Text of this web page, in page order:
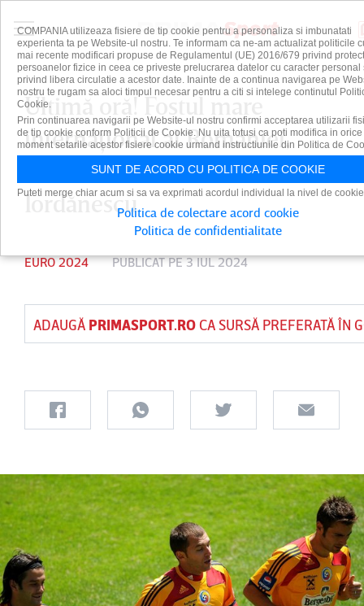
Ultimă oră! Fostul mare
internaţional al României,
direct în locul lui Edi
Iordănescu
EURO 2024 PUBLICAT PE 3 IUL 2024
ADAUGĂ PRIMASPORT.ROCA SURSĂ PREFERATĂ ÎN
COMPANIA utilizeaza fisiere de tip cookie pentru a personaliza si imbunatati
experienta ta pe Website-ul nostru. Te informam ca ne-am actualizat politicile
mai recente modificari propuse de Regulamentul (UE) 2016/679 privind
persoanelor fizice in ceea ce priveste prelucrarea datelor cu caracter personal
privind libera circulatie a acestor date. Inainte de a continua navigarea pe
nostru te rugam sa aloci timpul necesar pentru a citi si intelege continutul
Cookie.
Prin continuarea navigarii pe Website-ul nostru confirmi acceptarea utilizarii
de tip cookie conform Politicii de Cookie. Nu uita totusi ca poti modifica in orice
moment setarile acestor fisiere cookie urmand instructiunile din Politica de
SUNT DE ACORD CU POLITICA DE COOKIE
Puteti merge chiar acum si sa va exprimati acordul individual la nivel de
Politica de colectare acord cookie
Politica de confidentialitate